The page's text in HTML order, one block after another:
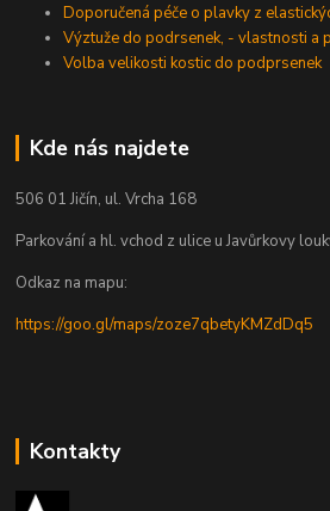
Doporučená péče o plavky z
Výztuže do podrsenek, - vlastnosti a
Volba velikosti kostic do podprsenek
Kde nás najdete
506 01 Jičín, ul. Vrcha 168
Parkování a hl. vchod z ulice u Javůrkovy
Odkaz na mapu:
https://goo.gl/maps/zoze7qbetyKMZdDq5
Kontakty